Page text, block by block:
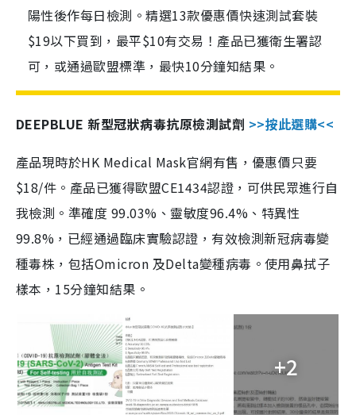
陽性後作每日檢測。精選13款優惠價快速測試套裝
$19以下買到，最平$10有交易！產品已獲衛生署認
可，或通過歐盟標準，最快10分鐘知結果。
DEEPBLUE 新型冠狀病毒抗原檢測試劑 >>按此選購<<
產品現時於HK Medical Mask官網有售，優惠價只要
$18/件。產品已獲得歐盟CE1434認證，可供民眾進行自
我檢測。準確度 99.03%、靈敏度96.4%、特異性
99.8%，已經通過臨床實驗認證，有效檢測新冠病毒變
種毒株，包括Omicron 及Delta變種病毒。使用鼻拭子
樣本，15分鐘知結果。
+2